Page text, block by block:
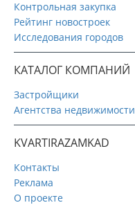
Контрольная закупка
Рейтинг новостроек
Исследования городов
КАТАЛОГ КОМПАНИЙ
Застройщики
Агентства недвижимости
KVARTIRAZAMKAD
Контакты
Реклама
О проекте